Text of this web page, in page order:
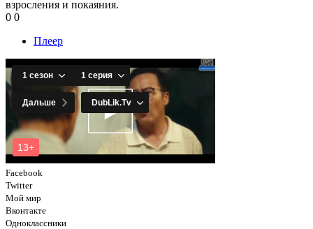
взросления и покаяния.
0 0
Плеер
Facebook
Twitter
Мой мир
Вконтакте
Одноклассники